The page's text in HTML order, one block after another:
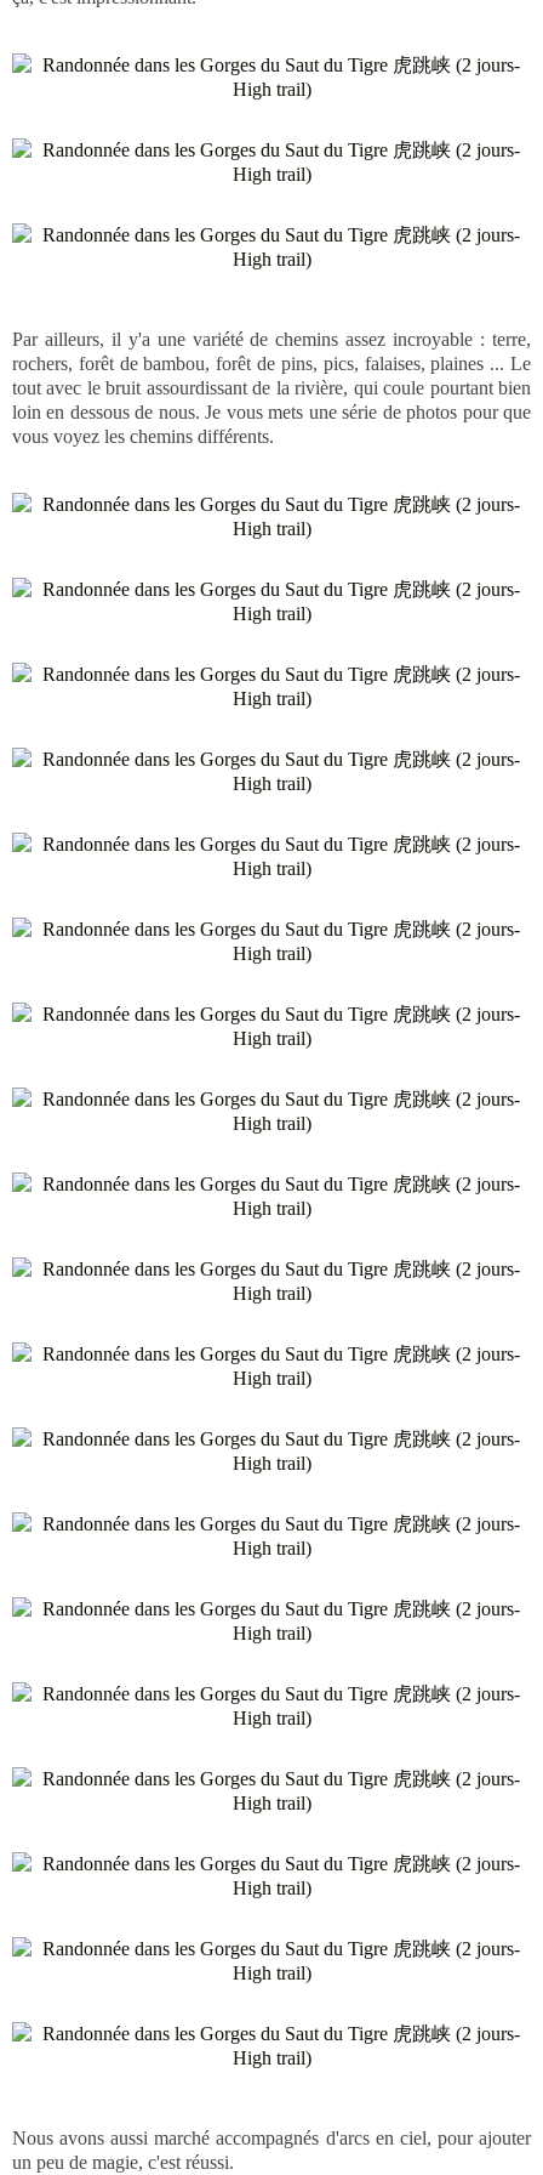
Par ailleurs, il y'a une variété de chemins assez incroyable : terre,
rochers, forêt de bambou, forêt de pins, pics, falaises, plaines ... Le
tout avec le bruit assourdissant de la rivière, qui coule pourtant bien
loin en dessous de nous. Je vous mets une série de photos pour que
vous voyez les chemins différents.
Nous avons aussi marché accompagnés d'arcs en ciel, pour ajouter
un peu de magie, c'est réussi.